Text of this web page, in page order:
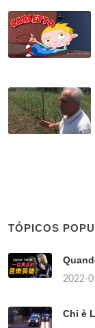
TÓPICOS
2022-
Chi è